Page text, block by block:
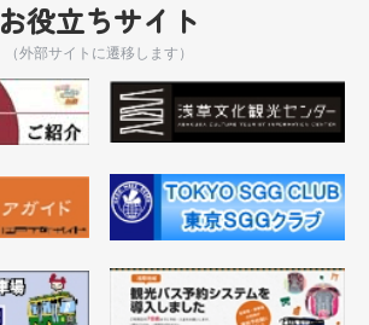
お役立ちサイト
（外部サイトに遷移します）